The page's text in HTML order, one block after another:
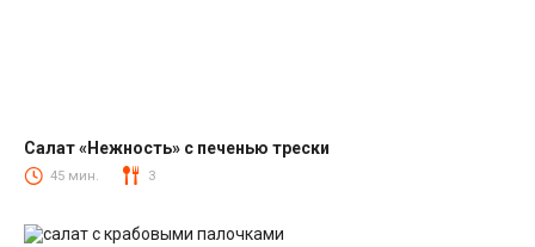
Салаты из печени трески
Салат «Нежность» с печенью трески
45 мин. 3